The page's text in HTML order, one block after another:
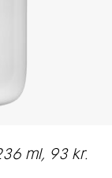
ml, 93 kr.